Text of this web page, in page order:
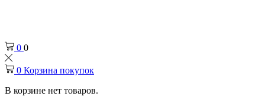
0 0
0 Корзина покупок
В корзине нет товаров.